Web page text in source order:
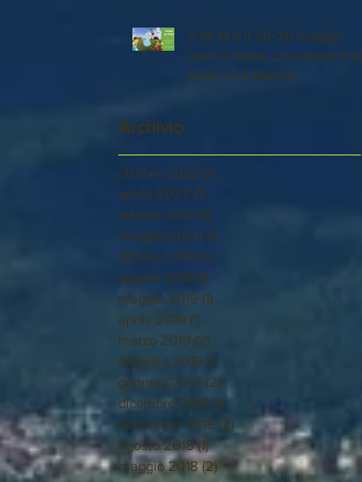
Il 18-19 e il 25-26 maggio
vieni a vivere un weekend da
fiaba a La Baitina
Archivio
ottobre 2022 (1)
aprile 2022 (1)
ottobre 2021 (1)
maggio 2020 (1)
ottobre 2019 (1)
agosto 2019 (1)
maggio 2019 (1)
aprile 2019 (1)
marzo 2019 (2)
febbraio 2019 (1)
gennaio 2019 (2)
dicembre 2018 (1)
settembre 2018 (2) 2 post
agosto 2018 (1)1 post
maggio 2018 (2) 2 post